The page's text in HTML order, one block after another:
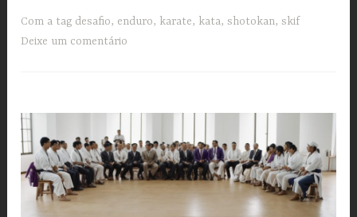
Com a tag desafio, enduro, karate, kata,shotokan,skif
Deixe um comentário